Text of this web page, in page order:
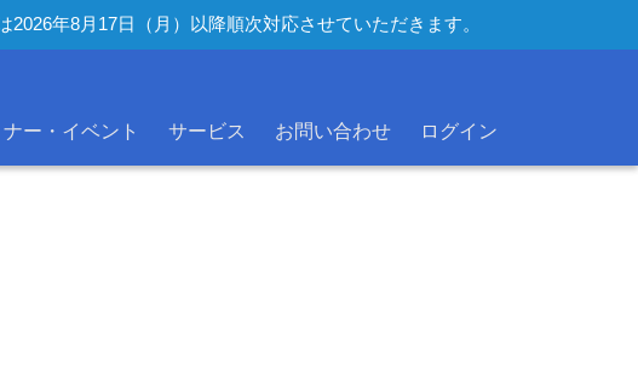
年8月17日（月）以降順次対応させていただきます。
ー・イベント サービス お問い合わせ ログイン